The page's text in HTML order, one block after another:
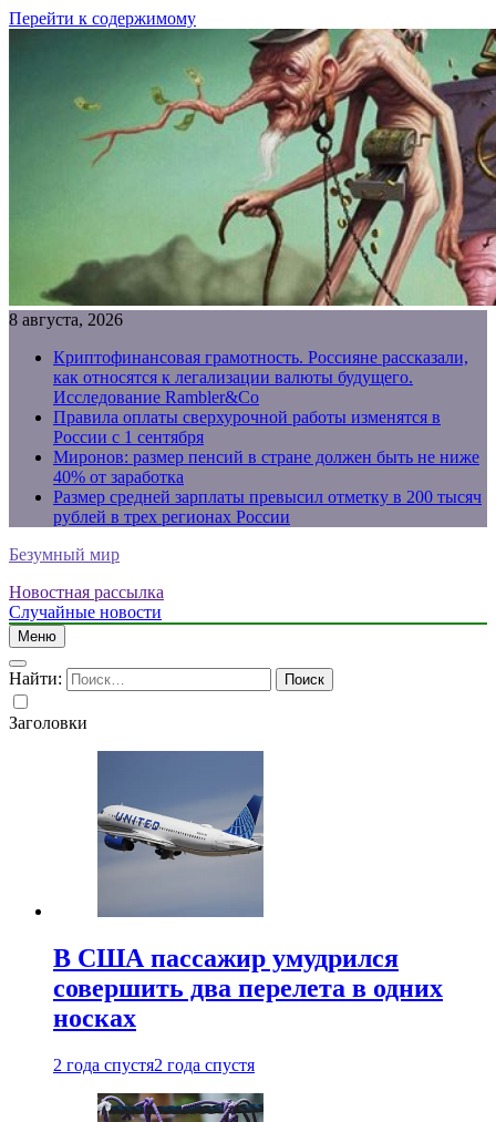
Перейти к содержимому
8 августа, 2026
Криптофинансовая грамотность. Россияне рассказали,
как относятся к легализации валюты будущего.
Исследование Rambler&Co
Правила оплаты сверхурочной работы изменятся в
России с 1 сентября
Миронов: размер пенсий в стране должен быть не ниже
40% от заработка
Размер средней зарплаты превысил отметку в 200 тысяч
рублей в трех регионах России
Безумный мир
Новостная рассылка
Случайные новости
Меню
Найти:
Заголовки
В США пассажир умудрился
совершить два перелета в одних
носках
2 года спустя2 года спустя